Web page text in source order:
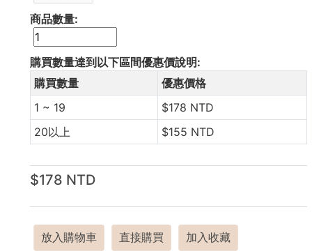
商品數量:
購買數量達到以下區間優惠價說明:
購買數量
優惠價格
1 ~ 19
$178 NTD
20以上
$155 NTD
$178 NTD
放入購物車 直接購買 加入收藏